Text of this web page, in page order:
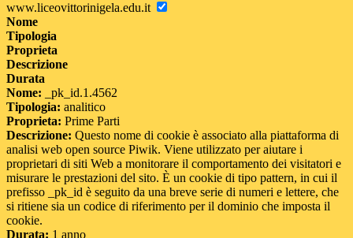
www.liceovittorinigela.edu.it
Nome
Tipologia
Proprieta
Descrizione
Durata
Nome: _pk_id.1.4562
Tipologia: analitico
Proprieta: Prime Parti
Descrizione: Questo nome di cookie è associato alla piattaforma di
analisi web open source Piwik. Viene utilizzato per aiutare i
proprietari di siti Web a monitorare il comportamento dei visitatori e
misurare le prestazioni del sito. È un cookie di tipo pattern, in cui il
prefisso _pk_id è seguito da una breve serie di numeri e lettere, che
si ritiene sia un codice di riferimento per il dominio che imposta il
cookie.
Durata: 1 anno